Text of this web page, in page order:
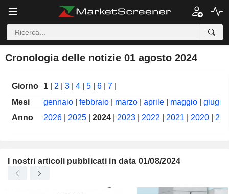
Cronologia delle notizie 01 agosto 2024
Giorno 1| 2 3| 4| 5| 6| 7|
Mesi
gennaio| febbraio| marzo| aprile| maggio| giugno
Anno
2026| 2025| 2024| 2023| 2022 2021 2020|
I nostri articoli pubblicati in data 01/08/2024